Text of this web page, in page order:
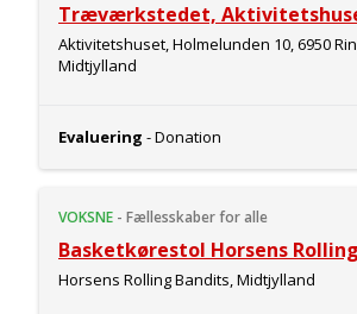
Træværkstedet,
Aktivitetshuset, Holmelunden 10, 6950
Midtjylland
Evaluering - Donation
VOKSNE - Fællesskaber for alle
Basketkørestol Horsens
Horsens Rolling Bandits, Midtjylland